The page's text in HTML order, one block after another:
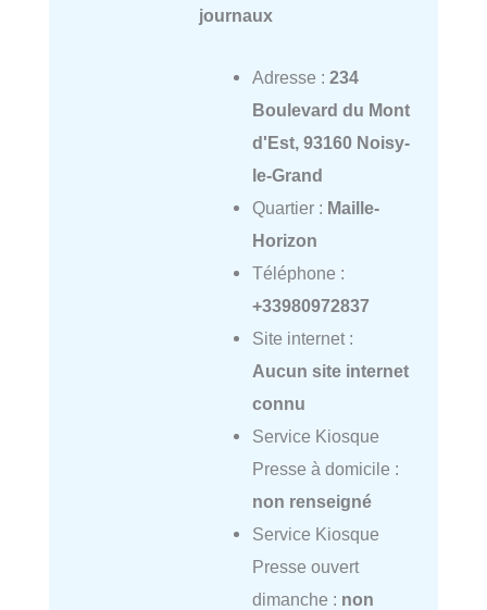
journaux
Adresse : 234
Boulevard du Mont
d'Est, 93160 Noisy-
le-Grand
Quartier : Maille-
Horizon
Téléphone :
+33980972837
Site internet :
Aucun site internet
connu
Service Kiosque
Presse à domicile :
non renseigné
Service Kiosque
Presse ouvert
dimanche : non